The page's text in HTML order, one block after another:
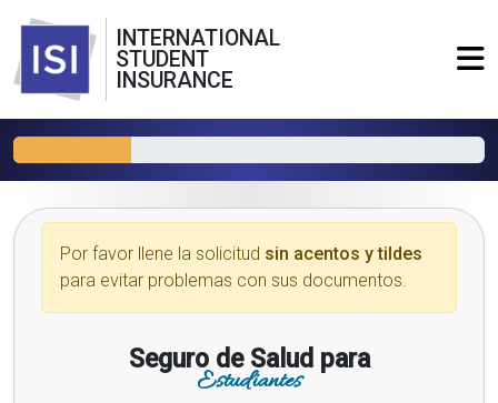
INTERNATIONAL
STUDENT
INSURANCE
Por favor llene la solicitud sin acentos y tildes
para evitar problemas con sus documentos.
Seguro de Salud para
Estudiantes